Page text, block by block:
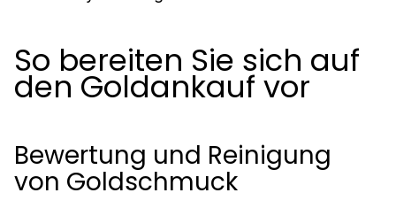
So bereiten Sie sich auf
den Goldankauf vor
Bewertung und Reinigung
von Goldschmuck